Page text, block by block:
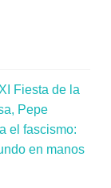
Fiesta de la
Pepe
el fascismo:
en manos